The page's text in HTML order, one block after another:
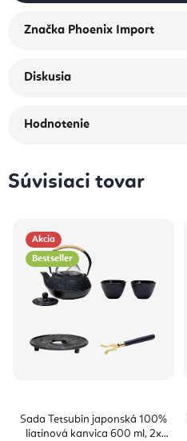
Značka Phoenix Import
Diskusia
Hodnotenie
Súvisiaci tovar
Akcia
Bestseller
Sada Tetsubin japonská 100%
liatinová kanvica 600 ml, 2x